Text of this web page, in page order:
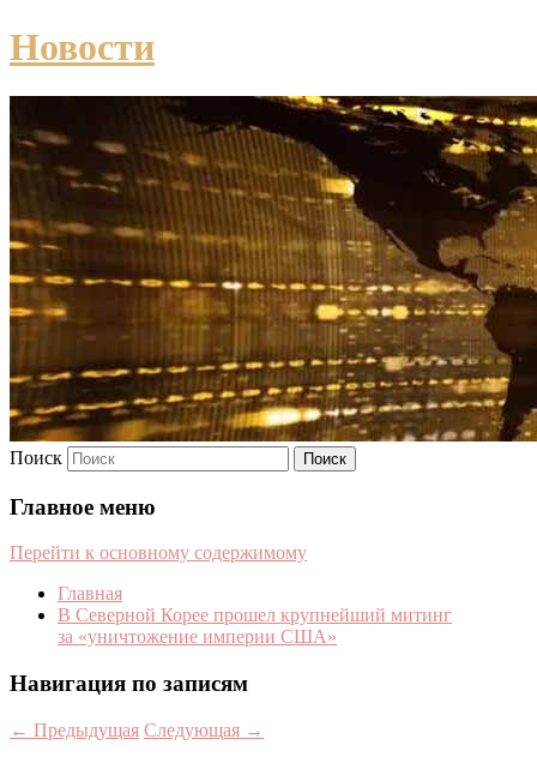
Новости
Поиск
Главное меню
Перейти к основному содержимому
Главная
В Северной Корее прошел крупнейший митинг
за «уничтожение империи США»
Навигация по записям
← Предыдущая Следующая →